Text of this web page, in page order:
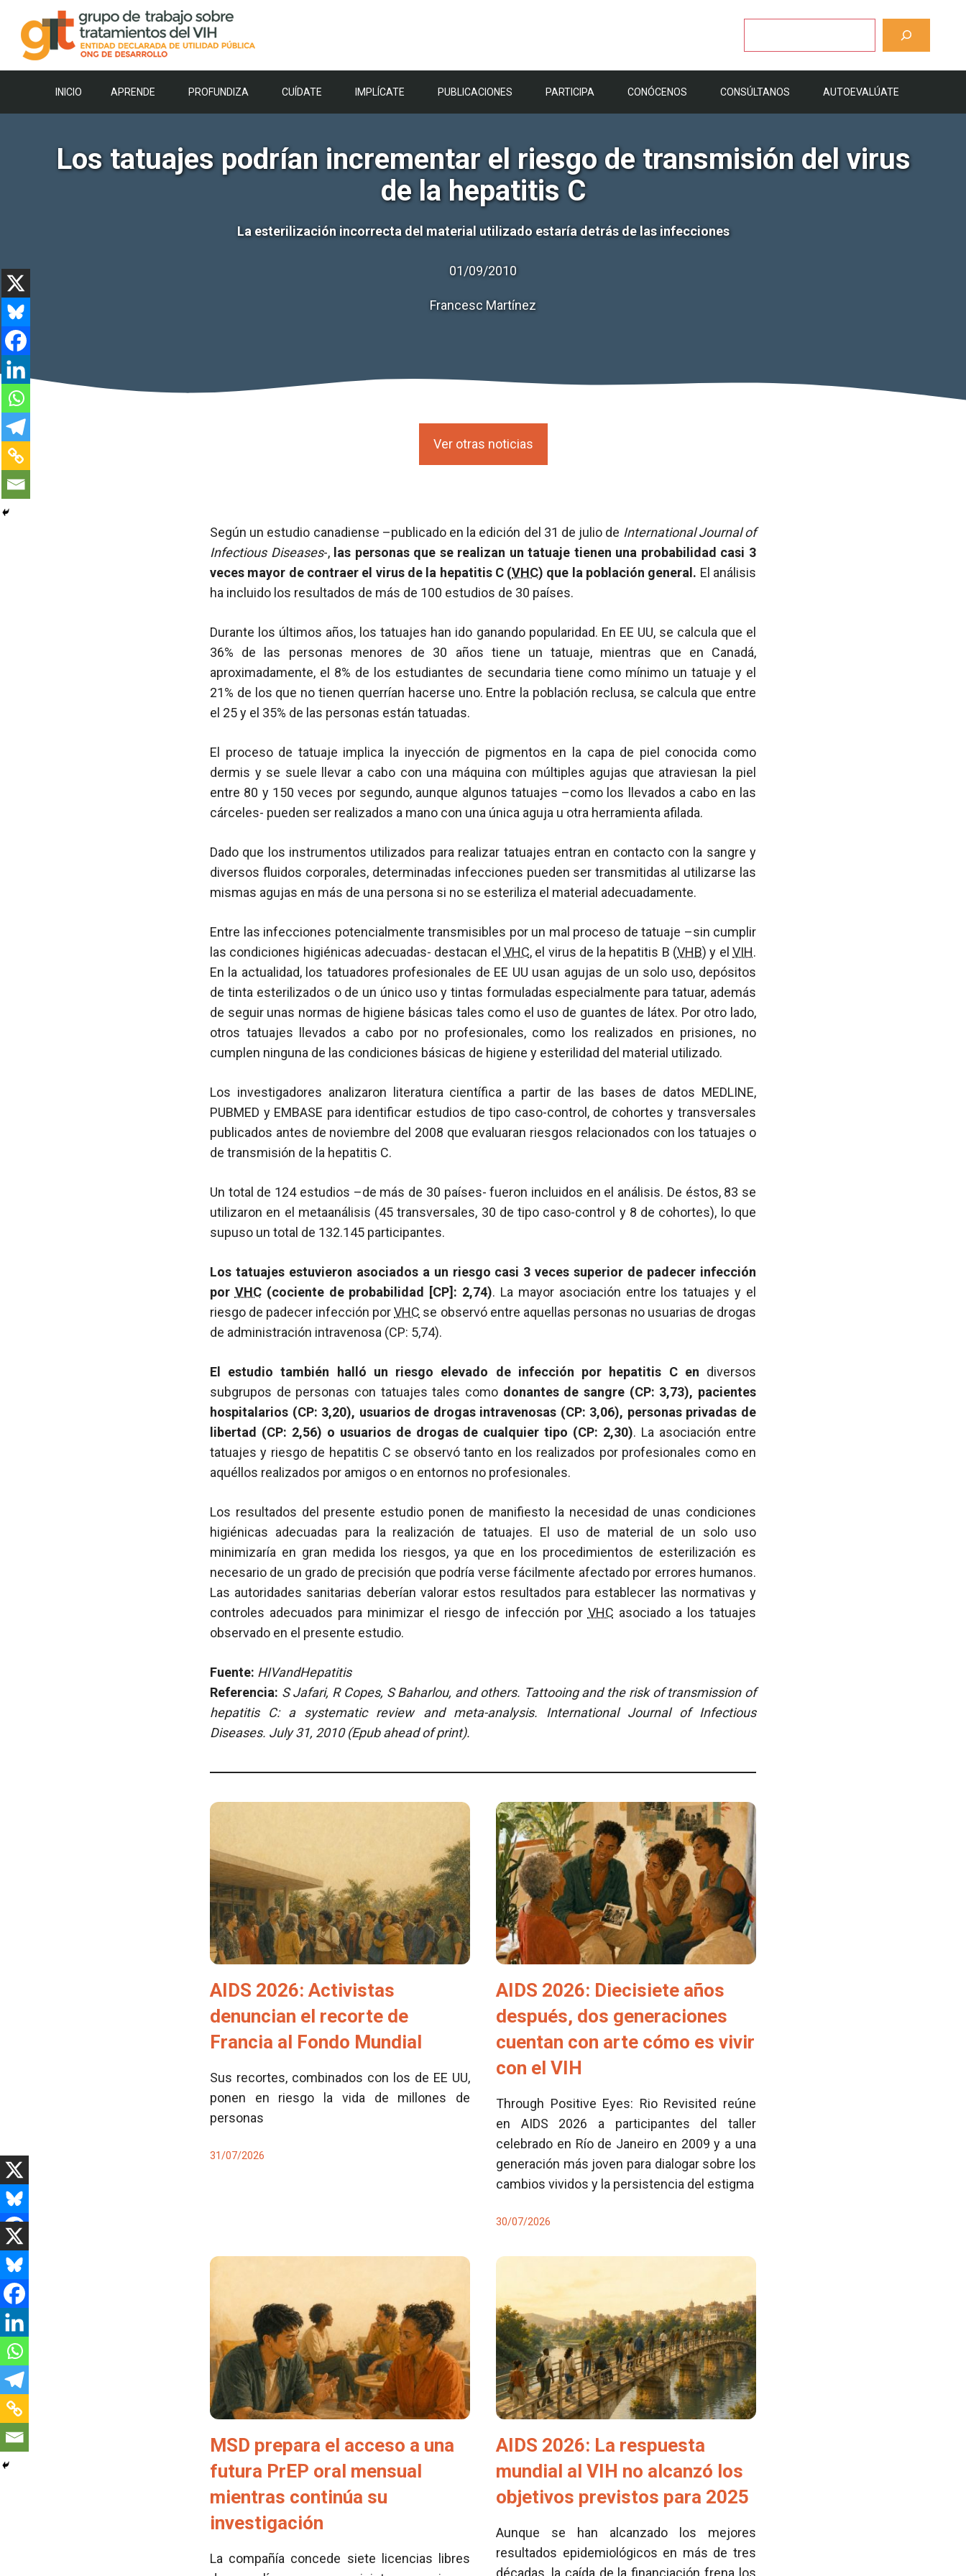
contenido
INICIO APRENDE PROFUNDIZA CUÍDATE IMPLÍCATE PUBLICACIONES PARTICIPA CONÓCENOS CONSÚLTANOS AUTOEVALÚATE
Los tatuajes podrían incrementar el riesgo de transmisión del virus
de la hepatitis C
La esterilización incorrecta del material utilizado estaría detrás de las infecciones
01/09/2010
Francesc Martínez
Ver otras noticias
Según un estudio canadiense –publicado en la edición del 31 de julio de International Journal of
Infectious Diseases-, las personas que se realizan un tatuaje tienen una probabilidad casi 3
veces mayor de contraer el virus de la hepatitis C (VHC) que la población general. El análisis
ha incluido los resultados de más de 100 estudios de 30 países.
Durante los últimos años, los tatuajes han ido ganando popularidad. En EE UU, se calcula que el
36% de las personas menores de 30 años tiene un tatuaje, mientras que en Canadá,
aproximadamente, el 8% de los estudiantes de secundaria tiene como mínimo un tatuaje y el
21% de los que no tienen querrían hacerse uno. Entre la población reclusa, se calcula que entre
el 25 y el 35% de las personas están tatuadas.
El proceso de tatuaje implica la inyección de pigmentos en la capa de piel conocida como
dermis y se suele llevar a cabo con una máquina con múltiples agujas que atraviesan la piel
entre 80 y 150 veces por segundo, aunque algunos tatuajes –como los llevados a cabo en las
cárceles- pueden ser realizados a mano con una única aguja u otra herramienta afilada.
Dado que los instrumentos utilizados para realizar tatuajes entran en contacto con la sangre y
diversos fluidos corporales, determinadas infecciones pueden ser transmitidas al utilizarse las
mismas agujas en más de una persona si no se esteriliza el material adecuadamente.
Entre las infecciones potencialmente transmisibles por un mal proceso de tatuaje –sin cumplir
las condiciones higiénicas adecuadas- destacan el VHC, el virus de la hepatitis B (VHB) y el VIH.
En la actualidad, los tatuadores profesionales de EE UU usan agujas de un solo uso, depósitos
de tinta esterilizados o de un único uso y tintas formuladas especialmente para tatuar, además
de seguir unas normas de higiene básicas tales como el uso de guantes de látex. Por otro lado,
otros tatuajes llevados a cabo por no profesionales, como los realizados en prisiones, no
cumplen ninguna de las condiciones básicas de higiene y esterilidad del material utilizado.
Los investigadores analizaron literatura científica a partir de las bases de datos MEDLINE,
PUBMED y EMBASE para identificar estudios de tipo caso-control, de cohortes y transversales
publicados antes de noviembre del 2008 que evaluaran riesgos relacionados con los tatuajes o
de transmisión de la hepatitis C.
Un total de 124 estudios –de más de 30 países- fueron incluidos en el análisis. De éstos, 83 se
utilizaron en el metaanálisis (45 transversales, 30 de tipo caso-control y 8 de cohortes), lo que
supuso un total de 132.145 participantes.
Los tatuajes estuvieron asociados a un riesgo casi 3 veces superior de padecer infección
por VHC(cociente de probabilidad [CP]: 2,74). La mayor asociación entre los tatuajes y el
riesgo de padecer infección porVHC se observó entre aquellas personas no usuarias de drogas
de administración intravenosa (CP: 5,74).
El estudio también halló un riesgo elevado de infección por hepatitis C en diversos
subgrupos de personas con tatuajes tales como donantes de sangre (CP: 3,73), pacientes
hospitalarios (CP: 3,20), usuarios de drogas intravenosas (CP: 3,06), personas privadas de
libertad (CP: 2,56) o usuarios de drogas de cualquier tipo (CP: 2,30). La asociación entre
tatuajes y riesgo de hepatitis C se observó tanto en los realizados por profesionales como en
aquéllos realizados por amigos o en entornos no profesionales.
Los resultados del presente estudio ponen de manifiesto la necesidad de unas condiciones
higiénicas adecuadas para la realización de tatuajes. El uso de material de un solo uso
minimizaría en gran medida los riesgos, ya que en los procedimientos de esterilización es
necesario de un grado de precisión que podría verse fácilmente afectado por errores humanos.
Las autoridades sanitarias deberían valorar estos resultados para establecer las normativas y
controles adecuados para minimizar el riesgo de infección por VHC asociado a los tatuajes
observado en el presente estudio.
Fuente: HIVandHepatitis
Referencia: S Jafari, R Copes, S Baharlou, and others. Tattooing and the risk of transmission of
hepatitis C: a systematic review and meta-analysis.
International Journal of Infectious
Diseases. July 31, 2010 (Epub ahead of print).
AIDS 2026: Activistas
denuncian el recorte de
Francia al Fondo Mundial
Sus recortes, combinados con los de EE UU,
ponen en riesgo la vida de millones de
personas
31/07/2026
AIDS 2026: Diecisiete años
después, dos generaciones
cuentan con arte cómo es vivir
con el VIH
Through Positive Eyes: Rio Revisited reúne
en AIDS 2026 a participantes del taller
celebrado en Río de Janeiro en 2009 y a una
generación más joven para dialogar sobre los
cambios vividos y la persistencia del estigma
30/07/2026
MSD prepara el acceso a una
futura PrEP oral mensual
mientras continúa su
investigación
La compañía concede siete licencias libres
AIDS 2026: La respuesta
mundial al VIH no alcanzó los
objetivos previstos para 2025
Aunque se han alcanzado los mejores
resultados epidemiológicos en más de tres
décadas, la caída de la financiación frena los